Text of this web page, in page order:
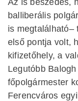
balliberális
is megtalálható–
első pontja volt,
kifizetőhely, a
Legutóbb
főpolgármester
Ferencváros